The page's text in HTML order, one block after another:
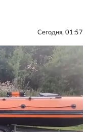
Сегодня, 01:57